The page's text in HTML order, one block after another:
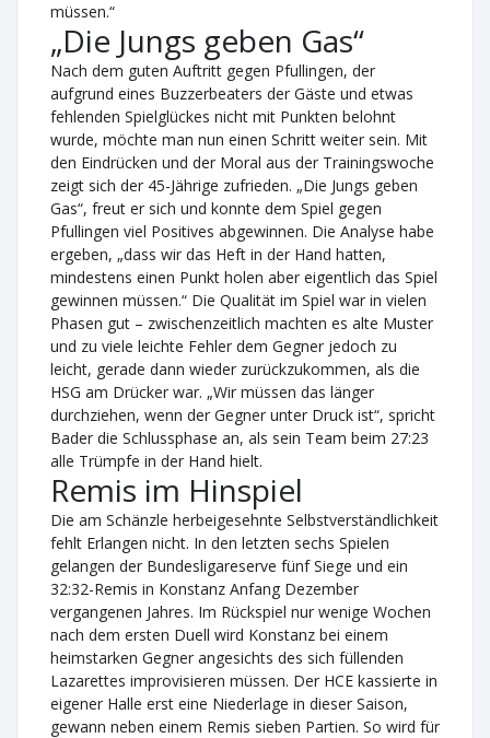
müssen.“
„Die Jungs geben Gas“
Nach dem guten Auftritt gegen Pfullingen, der
aufgrund eines Buzzerbeaters der Gäste und etwas
fehlenden Spielglückes nicht mit Punkten belohnt
wurde, möchte man nun einen Schritt weiter sein. Mit
den Eindrücken und der Moral aus der Trainingswoche
zeigt sich der 45-Jährige zufrieden. „Die Jungs geben
Gas“, freut er sich und konnte dem Spiel gegen
Pfullingen viel Positives abgewinnen. Die Analyse habe
ergeben, „dass wir das Heft in der Hand hatten,
mindestens einen Punkt holen aber eigentlich das Spiel
gewinnen müssen.“ Die Qualität im Spiel war in vielen
Phasen gut – zwischenzeitlich machten es alte Muster
und zu viele leichte Fehler dem Gegner jedoch zu
leicht, gerade dann wieder zurückzukommen, als die
HSG am Drücker war. „Wir müssen das länger
durchziehen, wenn der Gegner unter Druck ist“, spricht
Bader die Schlussphase an, als sein Team beim 27:23
alle Trümpfe in der Hand hielt.
Remis im Hinspiel
Die am Schänzle herbeigesehnte Selbstverständlichkeit
fehlt Erlangen nicht. In den letzten sechs Spielen
gelangen der Bundesligareserve fünf Siege und ein
32:32-Remis in Konstanz Anfang Dezember
vergangenen Jahres. Im Rückspiel nur wenige Wochen
nach dem ersten Duell wird Konstanz bei einem
heimstarken Gegner angesichts des sich füllenden
Lazarettes improvisieren müssen. Der HCE kassierte in
eigener Halle erst eine Niederlage in dieser Saison,
gewann neben einem Remis sieben Partien. So wird für